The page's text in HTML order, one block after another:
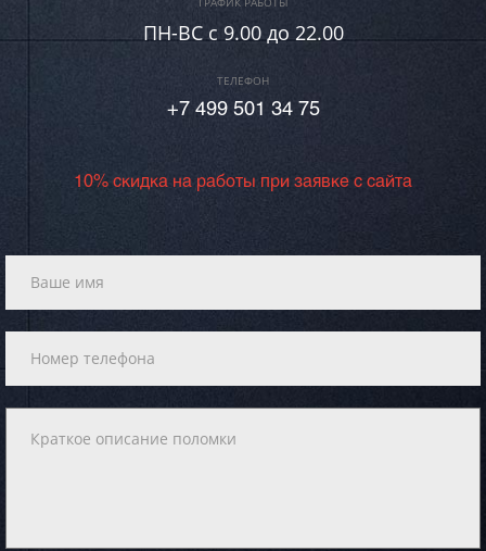
ПН-ВC c 9.00 до 22.00
ТЕЛЕФОН
+7 499 501 34 75
10% скидка на работы при заявке с сайта